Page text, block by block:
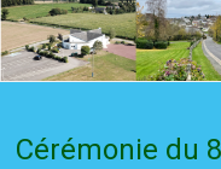
Cérémonie du